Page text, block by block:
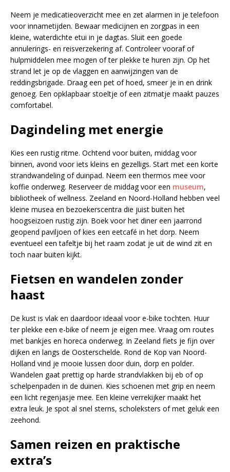
Neem je medicatieoverzicht mee en zet alarmen in je telefoon
voor innametijden. Bewaar medicijnen en zorgpas in een
kleine, waterdichte etui in je dagtas. Sluit een goede
annulerings- en reisverzekering af. Controleer vooraf of
hulpmiddelen mee mogen of ter plekke te huren zijn. Op het
strand let je op de vlaggen en aanwijzingen van de
reddingsbrigade. Draag een pet of hoed, smeer je in en drink
genoeg. Een opklapbaar stoeltje of een zitmatje maakt pauzes
comfortabel.
Dagindeling met energie
Kies een rustig ritme. Ochtend voor buiten, middag voor
binnen, avond voor iets kleins en gezelligs. Start met een korte
strandwandeling of duinpad. Neem een thermos mee voor
koffie onderweg. Reserveer de middag voor een museum,
bibliotheek of wellness. Zeeland en Noord-Holland hebben veel
kleine musea en bezoekerscentra die juist buiten het
hoogseizoen rustig zijn. Boek voor het diner een jaarrond
geopend paviljoen of kies een eetcafé in het dorp. Neem
eventueel een tafeltje bij het raam zodat je uit de wind zit en
toch naar buiten kijkt.
Fietsen en wandelen zonder
haast
De kust is vlak en daardoor ideaal voor e-bike tochten. Huur
ter plekke een e-bike of neem je eigen mee. Vraag om routes
met bankjes en horeca onderweg. In Zeeland fiets je fijn over
dijken en langs de Oosterschelde. Rond de Kop van Noord-
Holland vind je mooie lussen door duin, dorp en polder.
Wandelen gaat prettig op harde strandvlakken bij eb of op
schelpenpaden in de duinen. Kies schoenen met grip en neem
een licht regenjasje mee. Een kleine verrekijker maakt het
extra leuk. Je spot al snel sterns, scholeksters of met geluk een
zeehond.
Samen reizen en praktische
extra’s